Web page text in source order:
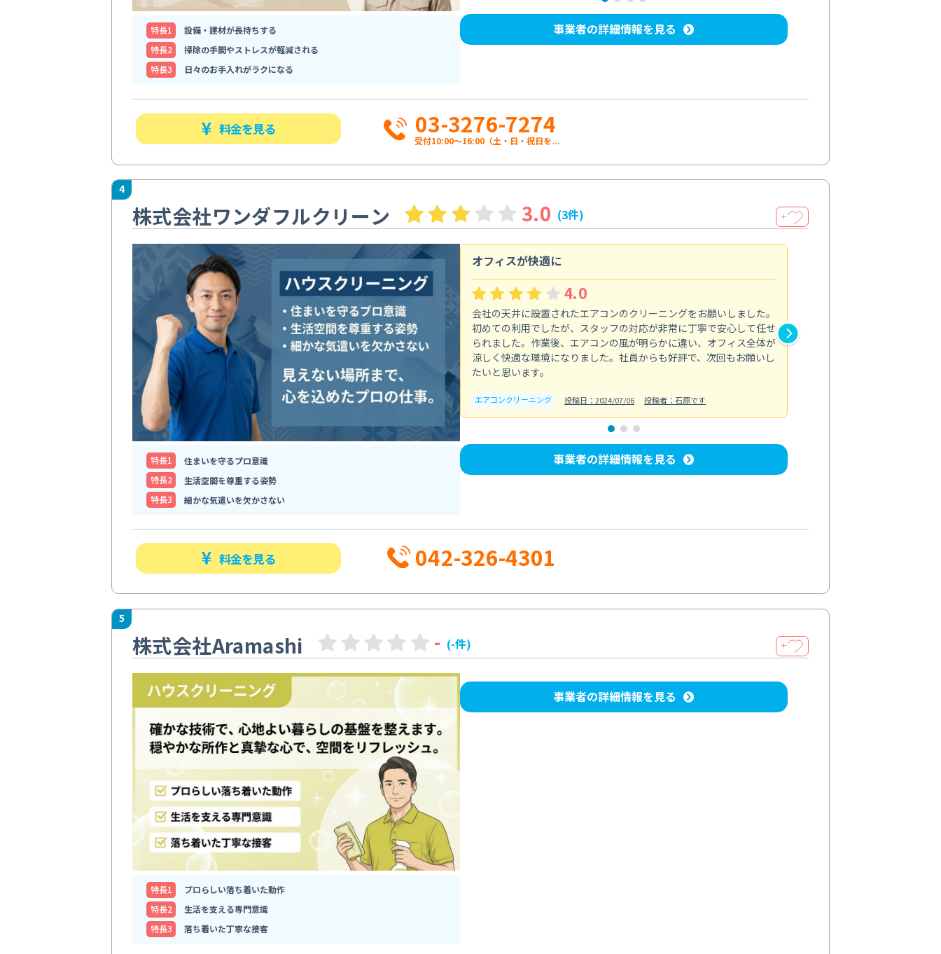
特⻑1
設備・建材が長持ちする
特⻑2
掃除の手間やストレスが軽減される
特⻑3
日々のお手入れがラクになる
事業者の詳細情報を見る
料金を見る 03-3276-7274
受付10:00〜16:00（土・日・祝日を...
4
株式会社ワンダフルクリーン 3.0 (3件) ＋
特⻑1
住まいを守るプロ意識
特⻑2
生活空間を尊重する姿勢
特⻑3
細かな気遣いを欠かさない
オフィスが快適に
4.0
会社の天井に設置されたエアコンのクリーニングをお願いしました。
初めての利用でしたが、スタッフの対応が非常に丁寧で安心して任せ
られました。作業後、エアコンの風が明らかに違い、オフィス全体が
涼しく快適な環境になりました。社員からも好評で、次回もお願いし
たいと思います。
エアコンクリーニング 投稿日：2024/07/06 投稿者：石原です
事業者の詳細情報を見る
料金を見る 042-326-4301
5
株式会社Aramashi - (-件) ＋
特⻑1
プロらしい落ち着いた動作
特⻑2
生活を支える専門意識
特⻑3
落ち着いた丁寧な接客
事業者の詳細情報を見る